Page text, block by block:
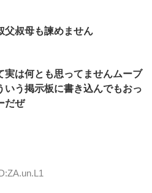
父叔母も諫めません
実は何とも思ってませんムーブ
いう掲示板に書き込んでもおっ
だぜ